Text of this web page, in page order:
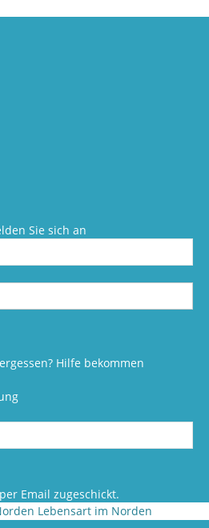
Sie sich an
Hilfe bekommen
Email zugeschickt.
Lebensart im Norden